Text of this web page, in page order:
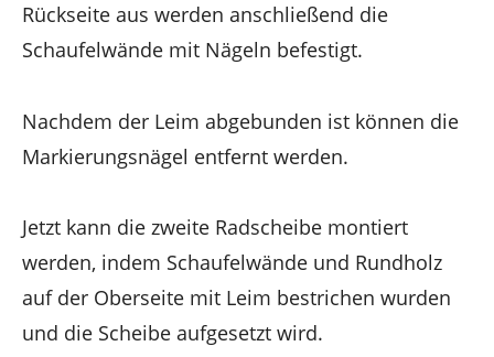
Rückseite aus werden anschließend die
Schaufelwände mit Nägeln befestigt.
Nachdem der Leim abgebunden ist können die
Markierungsnägel entfernt werden.
Jetzt kann die zweite Radscheibe montiert
werden, indem Schaufelwände und Rundholz
auf der Oberseite mit Leim bestrichen wurden
und die Scheibe aufgesetzt wird.